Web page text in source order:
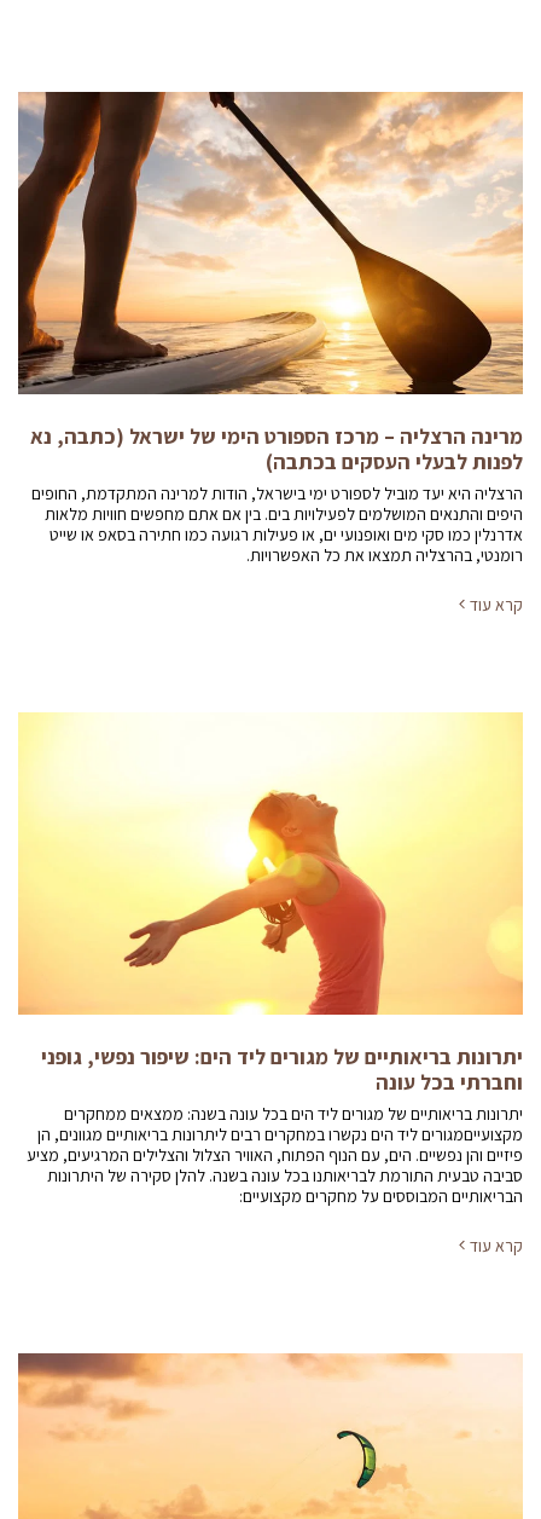
מרינה הרצליה – מרכז הספורט הימי של ישראל (כתבה, נא
לפנות לבעלי העסקים בכתבה)
הרצליה היא יעד מוביל לספורט ימי בישראל, הודות למרינה המתקדמת, החופים
היפים והתנאים המושלמים לפעילויות בים. בין אם אתם מחפשים חוויות מלאות
אדרנלין כמו סקי מים ואופנועי ים, או פעילות רגועה כמו חתירה בסאפ או שייט
רומנטי, בהרצליה תמצאו את כל האפשרויות.
קרא עוד
יתרונות בריאותיים של מגורים ליד הים: שיפור נפשי, גופני
וחברתי בכל עונה
יתרונות בריאותיים של מגורים ליד הים בכל עונה בשנה: ממצאים ממחקרים
מקצועייםמגורים ליד הים נקשרו במחקרים רבים ליתרונות בריאותיים מגוונים, הן
פיזיים והן נפשיים. הים, עם הנוף הפתוח, האוויר הצלול והצלילים המרגיעים, מציע
סביבה טבעית התורמת לבריאותנו בכל עונה בשנה. להלן סקירה של היתרונות
הבריאותיים המבוססים על מחקרים מקצועיים:
קרא עוד